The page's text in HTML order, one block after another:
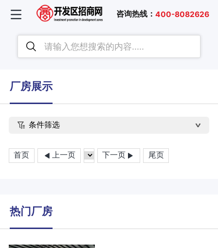
咨询热线：400-8082626
厂房展示
条件筛选
首页 上一页 下一页 尾页
热门厂房